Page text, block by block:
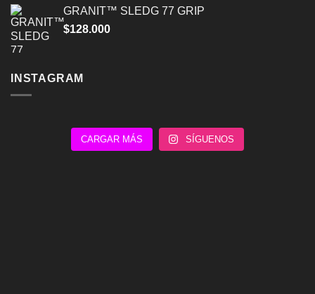
GRANIT™ SLEDG 77 GRIP
$128.000
INSTAGRAM
CARGAR MÁS SÍGUENOS